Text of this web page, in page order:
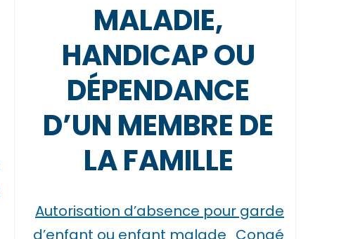
MALADIE,
HANDICAP OU
DÉPENDANCE
D’UN MEMBRE DE
LA FAMILLE
Autorisation d’absence pour garde
d’enfant ou enfant malade Congé